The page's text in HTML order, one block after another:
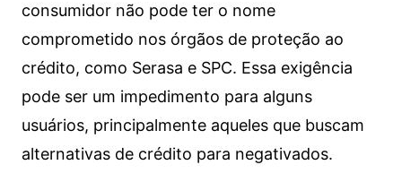
consumidor não pode ter o nome
comprometido nos órgãos de proteção ao
crédito, como Serasa e SPC. Essa exigência
pode ser um impedimento para alguns
usuários, principalmente aqueles que buscam
alternativas de crédito para negativados.